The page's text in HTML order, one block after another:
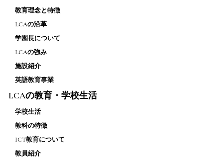
教育理念と特徴
LCAの沿革
学園長について
LCAの強み
施設紹介
英語教育事業
LCAの教育・学校生活
学校生活
教科の特徴
ICT教育について
教員紹介